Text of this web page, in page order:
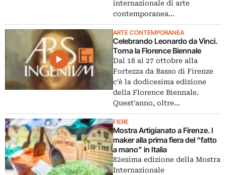
internazionale di arte
contemporanea…
ARTE CONTEMPORANEA
Celebrando Leonardo da Vinci.
Torna la Florence Biennale
Dal 18 al 27 ottobre alla
Fortezza da Basso di Firenze
c'è la dodicesima edizione
della Florence Biennale.
Quest'anno, oltre…
FIERE
Mostra Artigianato a Firenze. I
maker alla prima fiera del “fatto
a mano” in Italia
82esima edizione della Mostra
Internazionale